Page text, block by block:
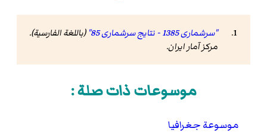
"سرشماری 1385 - نتایج سرشماری 85"
(باللغة الفارسية).
مرکز آمار ایران.
موسوعات ذات صلة :
موسوعة جغرافيا